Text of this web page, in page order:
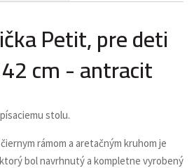
Petit, pre deti
cm - antracit
stolu.
rámom a aretačným kruhom je
bol navrhnutý a kompletne vyrobený